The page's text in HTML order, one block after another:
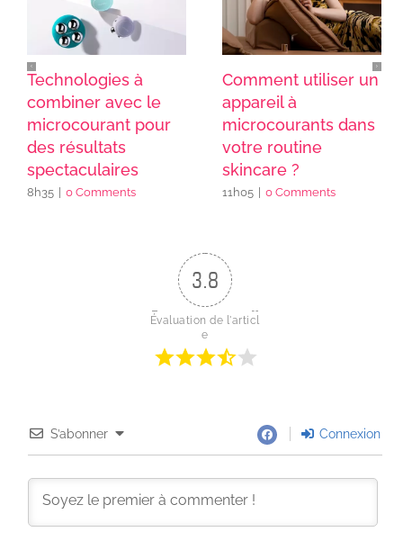
Technologies à
combiner avec le
microcourant pour
des résultats
spectaculaires
8h35 0 Comments
Comment utiliser un
appareil à
microcourants dans
votre routine
skincare ?
11h05 0 Comments
3.8
Évaluation de l'articl
e
S’abonner Connexion